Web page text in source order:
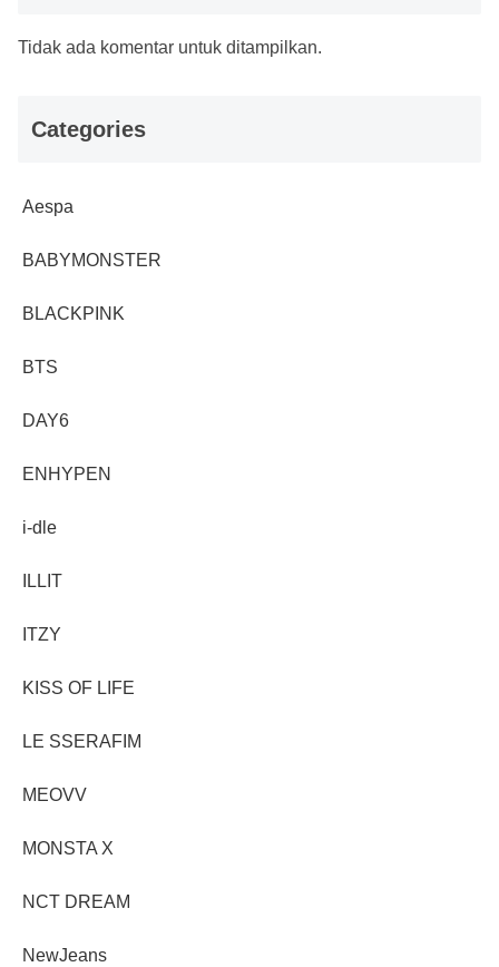
Tidak ada komentar untuk ditampilkan.
Categories
Aespa
BABYMONSTER
BLACKPINK
BTS
DAY6
ENHYPEN
i-dle
ILLIT
ITZY
KISS OF LIFE
LE SSERAFIM
MEOVV
MONSTA X
NCT DREAM
NewJeans